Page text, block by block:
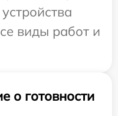
виды работ и
о готовности